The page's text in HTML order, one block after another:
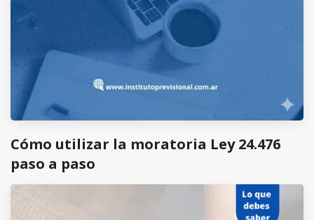
Cómo utilizar la moratoria Ley 24.476
paso a paso